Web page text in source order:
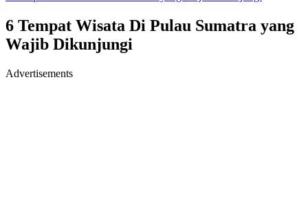
6 Tempat Wisata Di Pulau Sumatra yang
Wajib Dikunjungi
Advertisements